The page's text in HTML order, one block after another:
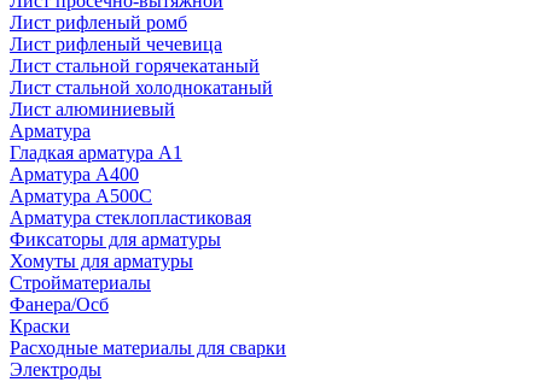
Лист рифленый ромб
Лист рифленый чечевица
Лист стальной горячекатаный
Лист стальной холоднокатаный
Лист алюминиевый
Арматура
Гладкая арматура А1
Арматура А400
Арматура A500C
Арматура стеклопластиковая
Фиксаторы для арматуры
Хомуты для арматуры
Стройматериалы
Фанера/Осб
Краски
Расходные материалы для сварки
Электроды